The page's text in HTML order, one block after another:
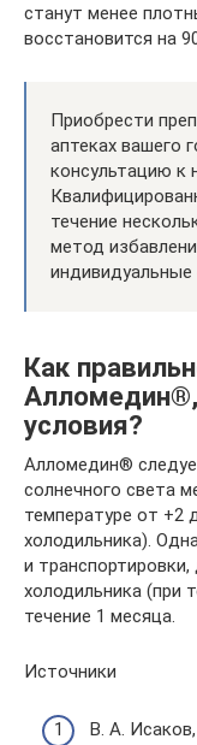
станут менее
восстановится на
Приобрести
аптеках вашего
консультацию к
течение
метод
индивидуальные
Как
условия?
Алломедин®
солнечного света
температуре от
холодильника).
и
холодильника (при
течение 1 месяца.
Источники
В. А.